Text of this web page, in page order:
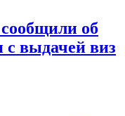
об
с выдачей виз